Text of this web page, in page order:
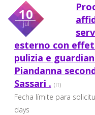
10
jul
esterno con
pulizia e
Piandanna
Sassari . (IT)
Fecha límite para
days